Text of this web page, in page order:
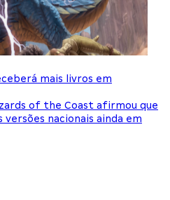
mais livros em
of the Coast afirmou que
nacionais ainda em